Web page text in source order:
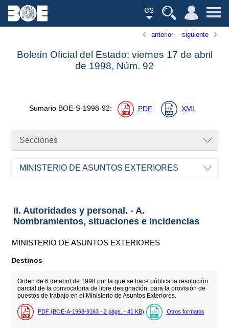
es
anterior siguiente
Boletín Oficial del Estado: viernes 17 de abril
de 1998, Núm. 92
Sumario BOE-S-1998-92: PDF XML
Secciones
MINISTERIO DE ASUNTOS EXTERIORES
II. Autoridades y personal. - A.
Nombramientos, situaciones e incidencias
MINISTERIO DE ASUNTOS EXTERIORES
Destinos
Orden de 6 de abril de 1998 por la que se hace pública la resolución
parcial de la convocatoria de libre designación, para la provisión de
puestos de trabajo en el Ministerio de Asuntos Exteriores.
PDF (BOE-A-1998-9163 - 2 págs. - 41 KB) Otros formatos